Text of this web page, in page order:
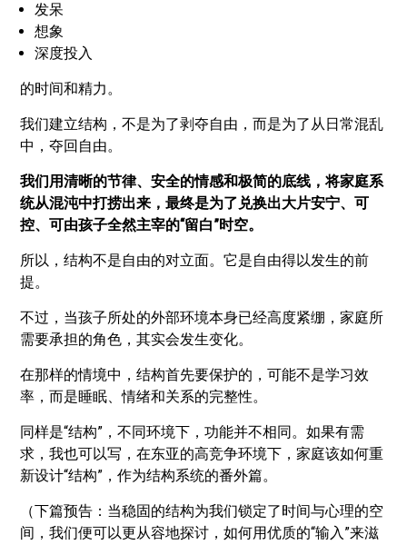
发呆
想象
深度投入
的时间和精力。
我们建立结构，不是为了剥夺自由，而是为了从日常混乱
中，夺回自由。
我们用清晰的节律、安全的情感和极简的底线，将家庭系
统从混沌中打捞出来，最终是为了兑换出大片安宁、可
控、可由孩子全然主宰的“留白”时空。
所以，结构不是自由的对立面。它是自由得以发生的前
提。
不过，当孩子所处的外部环境本身已经高度紧绷，家庭所
需要承担的角色，其实会发生变化。
在那样的情境中，结构首先要保护的，可能不是学习效
率，而是睡眠、情绪和关系的完整性。
同样是“结构”，不同环境下，功能并不相同。如果有需
求，我也可以写，在东亚的高竞争环境下，家庭该如何重
新设计“结构”，作为结构系统的番外篇。
（下篇预告：当稳固的结构为我们锁定了时间与心理的空
间，我们便可以更从容地探讨，如何用优质的“输入”来滋